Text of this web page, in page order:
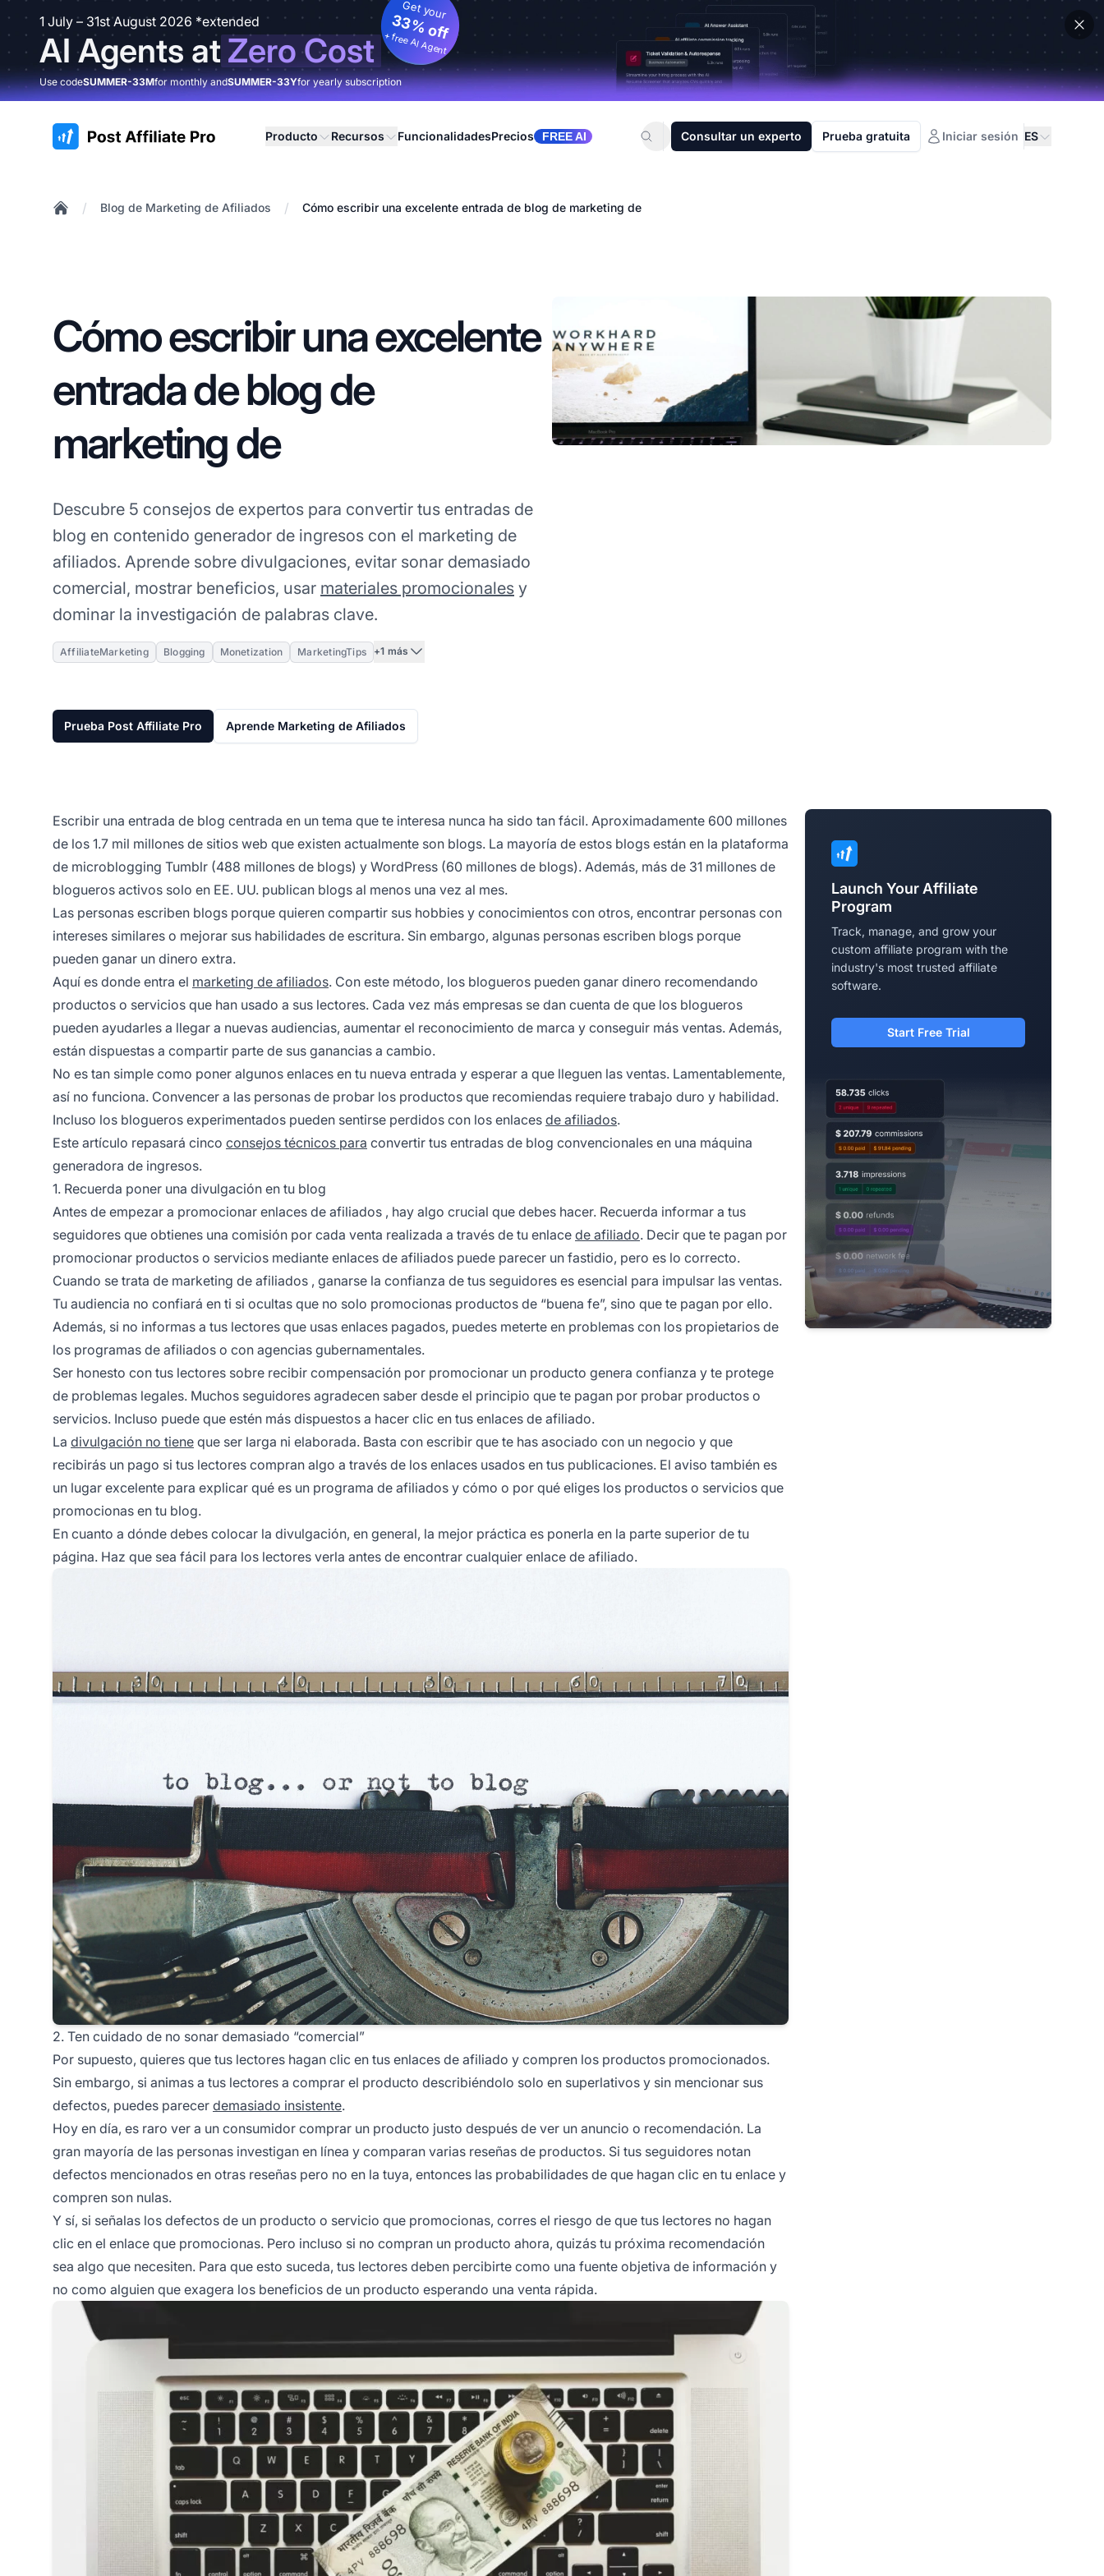
1 July – 31st August 2026 *extended
AI Agents atZero Cost
Get your
33% off
+ free AI Agent
Use codeSUMMER-33Mfor monthly andSUMMER-33Yfor yearly subscription
:site.title Producto Recursos FuncionalidadesPrecios FREE AI Consultar un experto Prueba gratuita Iniciar sesión ES
/ Blog de Marketing de Afiliados / Cómo escribir una excelente entrada de blog de marketing de
Cómo escribir una excelente
entrada de blog de
marketing de
Descubre 5 consejos de expertos para convertir tus entradas de
blog en contenido generador de ingresos con el marketing de
afiliados. Aprende sobre divulgaciones, evitar sonar demasiado
comercial, mostrar beneficios, usar materiales promocionales y
dominar la investigación de palabras clave.
AffiliateMarketing Blogging Monetization MarketingTips +1 más
Prueba Post Affiliate Pro Aprende Marketing de Afiliados
Escribir una entrada de blog centrada en un tema que te interesa nunca ha sido tan fácil. Aproximadamente 600 millones
de los 1.7 mil millones de sitios web que existen actualmente son blogs. La mayoría de estos blogs están en la plataforma
de microblogging Tumblr (488 millones de blogs) y WordPress (60 millones de blogs). Además, más de 31 millones de
blogueros activos solo en EE. UU. publican blogs al menos una vez al mes.
Las personas escriben blogs porque quieren compartir sus hobbies y conocimientos con otros, encontrar personas con
intereses similares o mejorar sus habilidades de escritura. Sin embargo, algunas personas escriben blogs porque
pueden ganar un dinero extra.
Aquí es donde entra el marketing de afiliados. Con este método, los blogueros pueden ganar dinero recomendando
productos o servicios que han usado a sus lectores. Cada vez más empresas se dan cuenta de que los blogueros
pueden ayudarles a llegar a nuevas audiencias, aumentar el reconocimiento de marca y conseguir más ventas. Además,
están dispuestas a compartir parte de sus ganancias a cambio.
No es tan simple como poner algunos enlaces en tu nueva entrada y esperar a que lleguen las ventas. Lamentablemente,
así no funciona. Convencer a las personas de probar los productos que recomiendas requiere trabajo duro y habilidad.
Incluso los blogueros experimentados pueden sentirse perdidos con los enlaces de afiliados.
Este artículo repasará cinco consejos técnicos para convertir tus entradas de blog convencionales en una máquina
generadora de ingresos.
1. Recuerda poner una divulgación en tu blog
Antes de empezar a promocionar enlaces de afiliados , hay algo crucial que debes hacer. Recuerda informar a tus
seguidores que obtienes una comisión por cada venta realizada a través de tu enlace de afiliado. Decir que te pagan por
promocionar productos o servicios mediante enlaces de afiliados puede parecer un fastidio, pero es lo correcto.
Cuando se trata de marketing de afiliados , ganarse la confianza de tus seguidores es esencial para impulsar las ventas.
Tu audiencia no confiará en ti si ocultas que no solo promocionas productos de “buena fe”, sino que te pagan por ello.
Además, si no informas a tus lectores que usas enlaces pagados, puedes meterte en problemas con los propietarios de
los programas de afiliados o con agencias gubernamentales.
Ser honesto con tus lectores sobre recibir compensación por promocionar un producto genera confianza y te protege
de problemas legales. Muchos seguidores agradecen saber desde el principio que te pagan por probar productos o
servicios. Incluso puede que estén más dispuestos a hacer clic en tus enlaces de afiliado.
La divulgación no tiene que ser larga ni elaborada. Basta con escribir que te has asociado con un negocio y que
recibirás un pago si tus lectores compran algo a través de los enlaces usados en tus publicaciones. El aviso también es
un lugar excelente para explicar qué es un programa de afiliados y cómo o por qué eliges los productos o servicios que
promocionas en tu blog.
En cuanto a dónde debes colocar la divulgación, en general, la mejor práctica es ponerla en la parte superior de tu
página. Haz que sea fácil para los lectores verla antes de encontrar cualquier enlace de afiliado.
2. Ten cuidado de no sonar demasiado “comercial”
Por supuesto, quieres que tus lectores hagan clic en tus enlaces de afiliado y compren los productos promocionados.
Sin embargo, si animas a tus lectores a comprar el producto describiéndolo solo en superlativos y sin mencionar sus
defectos, puedes parecer demasiado insistente.
Hoy en día, es raro ver a un consumidor comprar un producto justo después de ver un anuncio o recomendación. La
gran mayoría de las personas investigan en línea y comparan varias reseñas de productos. Si tus seguidores notan
defectos mencionados en otras reseñas pero no en la tuya, entonces las probabilidades de que hagan clic en tu enlace y
compren son nulas.
Y sí, si señalas los defectos de un producto o servicio que promocionas, corres el riesgo de que tus lectores no hagan
clic en el enlace que promocionas. Pero incluso si no compran un producto ahora, quizás tu próxima recomendación
sea algo que necesiten. Para que esto suceda, tus lectores deben percibirte como una fuente objetiva de información y
no como alguien que exagera los beneficios de un producto esperando una venta rápida.
Launch Your Affiliate
Program
Track, manage, and grow your
custom affiliate program with the
industry's most trusted affiliate
software.
Start Free Trial